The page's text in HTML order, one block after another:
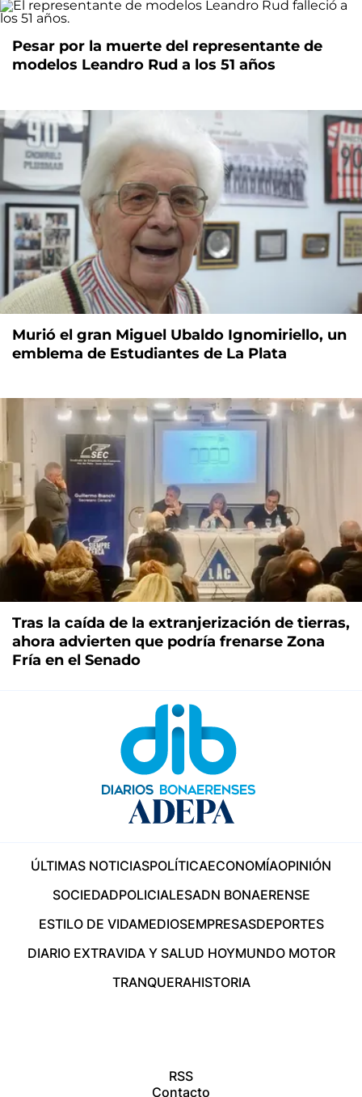
Pesar por la muerte del representante de
modelos Leandro Rud a los 51 años
Murió el gran Miguel Ubaldo Ignomiriello, un
emblema de Estudiantes de La Plata
Tras la caída de la extranjerización de tierras,
ahora advierten que podría frenarse Zona
Fría en el Senado
ÚLTIMAS NOTICIASPOLÍTICAECONOMÍAOPINIÓN
SOCIEDADPOLICIALESADN BONAERENSE
ESTILO DE VIDAMEDIOSEMPRESASDEPORTES
DIARIO EXTRAVIDA Y SALUD HOYMUNDO MOTOR
TRANQUERAHISTORIA
RSS
Contacto